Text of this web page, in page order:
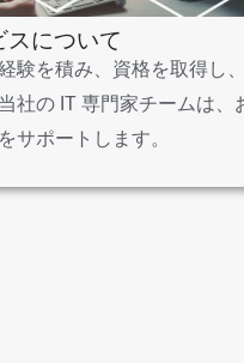
スについて
験を積み、資格を取得し
社の IT 専門家チームは、
サポートします。